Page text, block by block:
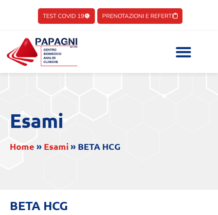
TEST COVID 19 PRENOTAZIONI E REFERTI
Esami
Home » Esami» BETA HCG
BETA HCG